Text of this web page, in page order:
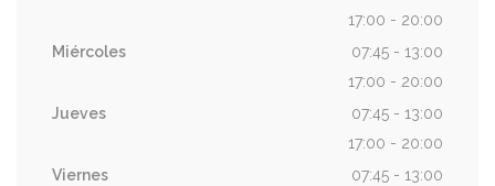
17:00 - 20:00
Miércoles
07:45 - 13:00
17:00 - 20:00
Jueves
07:45 - 13:00
17:00 - 20:00
Viernes
07:45 - 13:00